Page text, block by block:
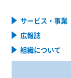
サービス・事業
広報誌
組織について